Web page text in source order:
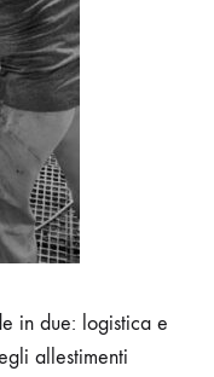
in due: logistica e
allestimenti